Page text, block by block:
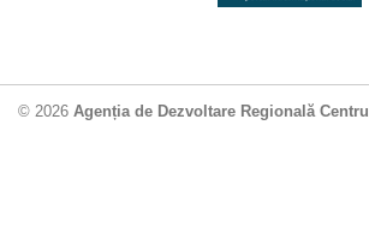
© 2026 Agenția de Dezvoltare Regională Centru